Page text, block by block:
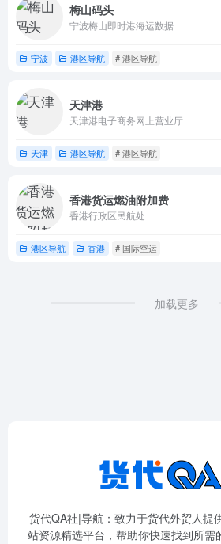
梅山码头
宁波梅山即时港海运数据
宁波 港区导航 # 港区导航
天津港
天津港电子商务网上营业厅
天津 港区导航 # 港区导航
香港货运燃油附加费
香港行政区民航处
港区导航 香港 # 国际空运
加载更多
货代QA社|导航：致力于货代外贸人提
站资源精选平台，帮助你快速找到所需